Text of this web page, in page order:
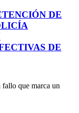
DE
DE
que marca un